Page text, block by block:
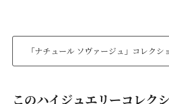
「ナチュール ソヴァージュ」コレクシ
このハイジュエリーコレク